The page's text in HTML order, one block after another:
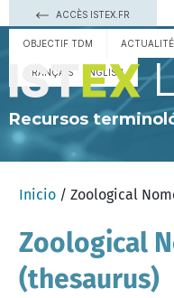
ACCÈS ISTEX.FR
OBJECTIF TDM
FRANÇAIS ENGLISH
Recursos
Inicio / Zoological
Zoological
(thesaurus)